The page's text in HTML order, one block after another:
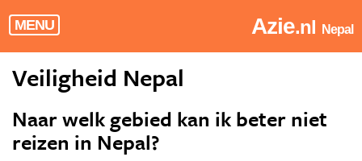
MENU Azie.nl Nepal
Veiligheid Nepal
Naar welk gebied kan ik beter niet
reizen in Nepal?